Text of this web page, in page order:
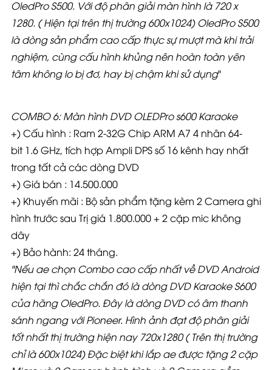
OledPro S500. Với độ phân giải màn hình là 720 x
1280. ( Hiện tại trên thị trường 600x1024) OledPro S500
là dòng sản phẩm cao cấp thực sự mượt mà khi trải
nghiệm, cùng cấu hình khủng nên hoàn toàn yên
tâm không lo bị đơ, hay bị chậm khi sử dụng"
COMBO 6: Màn hình DVD OLEDPro s600 Karaoke
+) Cấu hình : Ram 2-32G Chip ARM A7 4 nhân 64-
bit 1.6 GHz, tích hợp Ampli DPS số 16 kênh hay nhất
trong tất cả các dòng DVD
+) Giá bán : 14.500.000
+) Khuyến mãi : Bộ sản phẩm tặng kèm 2 Camera ghi
hình trước sau Trị giá 1.800.000 + 2 cặp mic không
dây
+) Bảo hành: 24 tháng.
"Nếu ae chọn Combo cao cấp nhất về DVD Android
hiện tại thì chắc chắn đó là dòng DVD Karaoke S600
của hãng OledPro. Đây là dòng DVD có âm thanh
sánh ngang với Pioneer. Hình ảnh đạt độ phân giải
tốt nhất thị trường hiện nay 720x1280 ( Trên thị trường
chỉ là 600x1024) Đặc biệt khi lắp ae được tặng 2 cặp